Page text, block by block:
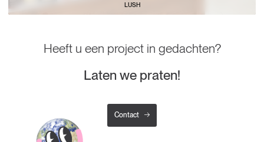
LUSH
Heeft u een project in gedachten?
Laten we praten!
Contact